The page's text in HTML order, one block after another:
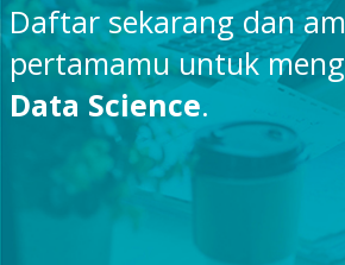
Daftar sekarang dan
pertamamu untuk
Data Science.